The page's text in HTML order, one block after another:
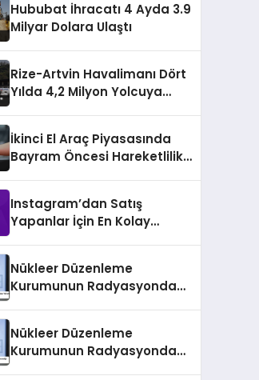
Hububat İhracatı 4 Ayda 3.9
Milyar Dolara Ulaştı
Rize-Artvin Havalimanı Dört
Yılda 4,2 Milyon Yolcuya
İkinci El Araç Piyasasında
Bayram Öncesi Hareketlilik
Instagram’dan Satış
Yapanlar İçin En Kolay
Nükleer Düzenleme
Kurumunun Radyasyondan
Gazete’de Yayımlandı
Nükleer Düzenleme
Kurumunun Radyasyondan